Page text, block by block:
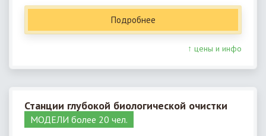
Подробнее
↑ цены и инфо
Станции глубокой биологической очистки
МОДЕЛИ более 20 чел.